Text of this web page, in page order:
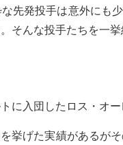
先発投手は意外にも
そんな投手たちを一挙
に入団したロス・オー
挙げた実績があるが